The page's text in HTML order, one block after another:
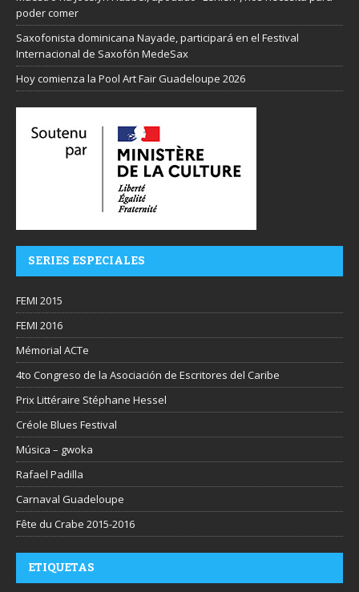
poder comer
Saxofonista dominicana Nayade, participará en el Festival
Internacional de Saxofón MedeSax
Hoy comienza la Pool Art Fair Guadeloupe 2026
SERIES ESPECIALES
FEMI 2015
FEMI 2016
Mémorial ACTe
4to Congreso de la Asociación de Escritores del Caribe
Prix Littéraire Stéphane Hessel
Créole Blues Festival
Música – gwoka
Rafael Padilla
Carnaval Guadeloupe
Fête du Crabe 2015-2016
ETIQUETAS